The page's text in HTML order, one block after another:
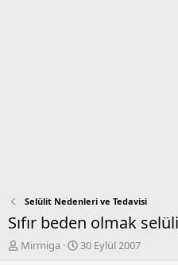
Selülit Nedenleri ve Tedavisi
Sıfır beden olmak
K
Mirmiga
B
30 Eylül 2007